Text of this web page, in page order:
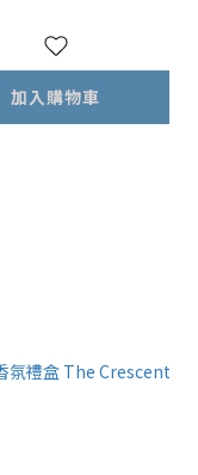
加入購物車